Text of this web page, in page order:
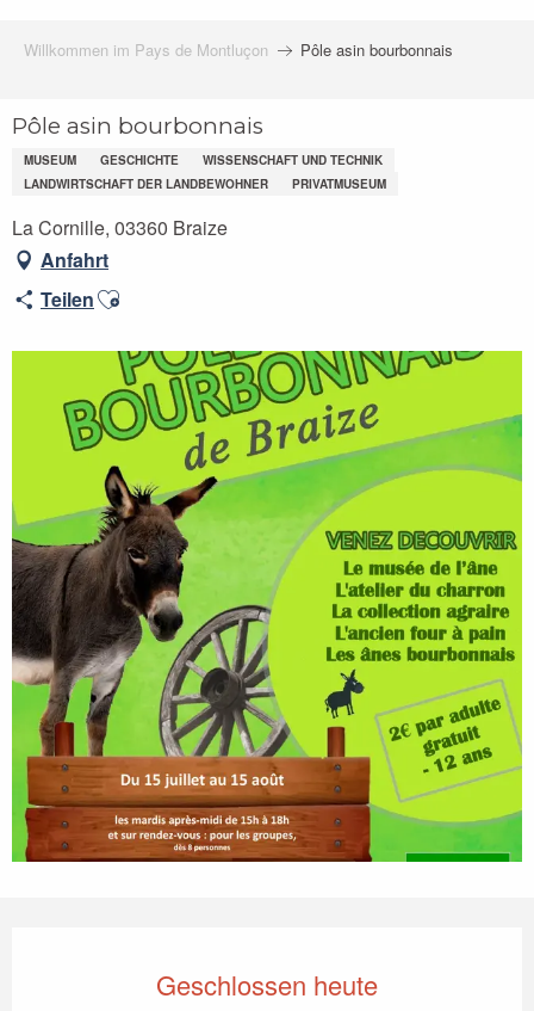
Willkommen im Pays de Montluçon Pôle asin bourbonnais
Pôle asin bourbonnais
MUSEUM GESCHICHTE
WISSENSCHAFT UND TECHNIK
LANDWIRTSCHAFT DER LANDBEWOHNER
PRIVATMUSEUM
La Cornille, 03360 Braize
Anfahrt
TeilenAjouter aux favoris
Geschlossen heute